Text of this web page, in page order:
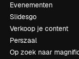
Evenementen
Slidesgo
Verkoop je content
Perszaal
Op zoek naar